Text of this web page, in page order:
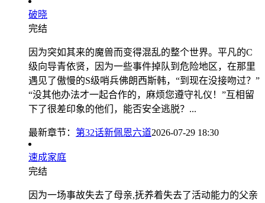
破晓
完结
因为突如其来的魔兽而变得混乱的整个世界。平凡的C
级向导青依贤，因为一些事件掉队到危险地区，在那里
遇见了傲慢的S级哨兵佛朗西斯韩，“到现在没接吻过？”
“没其他办法才一起合作的，麻烦您遵守礼仪！”互相留
下了很差印象的他们，能否安全逃脱？...
最新章节： 第32话新佩恩六道2026-07-29 18:30
速成家庭
完结
因为一场事故失去了母亲,抚养着失去了活动能力的父亲